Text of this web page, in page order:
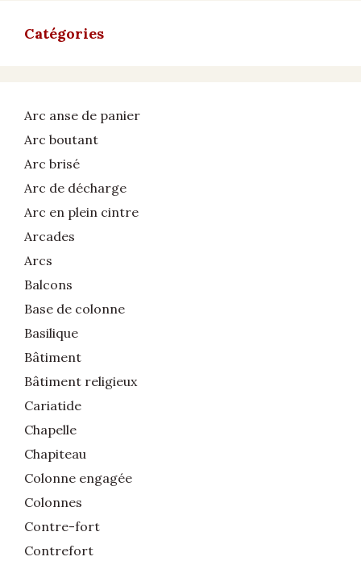
Catégories
Arc anse de panier
Arc boutant
Arc brisé
Arc de décharge
Arc en plein cintre
Arcades
Arcs
Balcons
Base de colonne
Basilique
Bâtiment
Bâtiment religieux
Cariatide
Chapelle
Chapiteau
Colonne engagée
Colonnes
Contre-fort
Contrefort